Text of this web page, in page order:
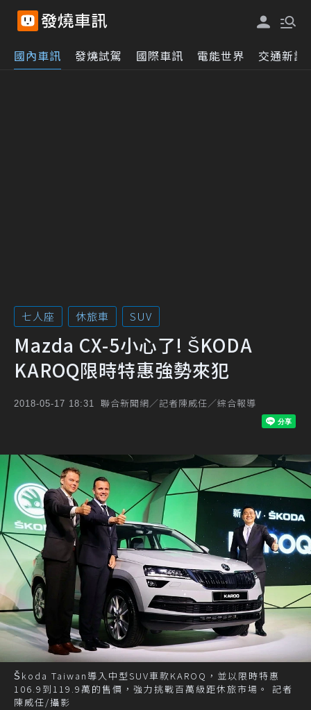
國內車訊 發燒試駕 國際車訊 電能世界 交通新訊
七人座 休旅車 SUV
Mazda CX-5小心了! ŠKODA
KAROQ限時特惠強勢來犯
2018-05-17 18:31 聯合新聞網／記者陳威任／綜合報導
Škoda Taiwan導入中型SUV車款KAROQ，並以限時特惠
106.9到119.9萬的售價，強力挑戰百萬級距休旅市場。 記者
陳威任/攝影